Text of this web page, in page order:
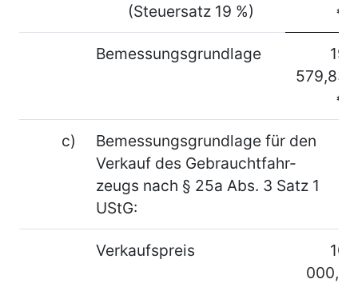
(Steuersatz 19 %)
€
Bemessungsgrundlage
19
579,83
€
c)
Bemessungsgrundlage für den
Verkauf des Gebrauchtfahr-
zeugs nach § 25a Abs. 3 Satz 1
UStG:
Verkaufspreis
10
000,–